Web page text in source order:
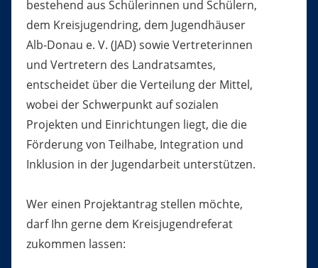
bestehend aus Schülerinnen und Schülern,
dem Kreisjugendring, dem Jugendhäuser
Alb-Donau e. V. (JAD) sowie Vertreterinnen
und Vertretern des Landratsamtes,
entscheidet über die Verteilung der Mittel,
wobei der Schwerpunkt auf sozialen
Projekten und Einrichtungen liegt, die die
Förderung von Teilhabe, Integration und
Inklusion in der Jugendarbeit unterstützen.
Wer einen Projektantrag stellen möchte,
darf Ihn gerne dem Kreisjugendreferat
zukommen lassen: